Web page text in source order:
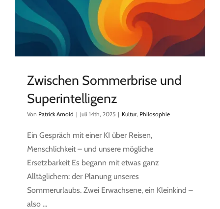
Zwischen Sommerbrise und
Superintelligenz
Von Patrick Arnold | Juli 14th, 2025 | Kultur, Philosophie
Ein Gespräch mit einer KI über Reisen,
Menschlichkeit – und unsere mögliche
Ersetzbarkeit Es begann mit etwas ganz
Alltäglichem: der Planung unseres
Sommerurlaubs. Zwei Erwachsene, ein Kleinkind –
also ...